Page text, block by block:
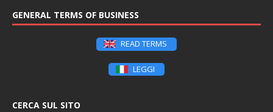
GENERAL TERMS OF BUSINESS
READ TERMS
LEGGI
CERCA SUL SITO